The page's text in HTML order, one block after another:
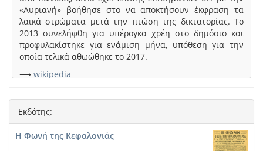
«Αυριανή» βοήθησε στο να αποκτήσουν έκφραση τα
λαϊκά στρώματα μετά την πτώση της δικτατορίας. Το
2013 συνελήφθη για υπέρογκα χρέη στο δημόσιο και
προφυλακίστηκε για ενάμιση μήνα, υπόθεση για την
οποία τελικά αθωώθηκε το 2017.
⟶ wikipedia
Εκδότης:
Η Φωνή της Κεφαλονιάς